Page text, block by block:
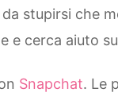
stupirsi che
e cerca aiuto
Snapchat. Le